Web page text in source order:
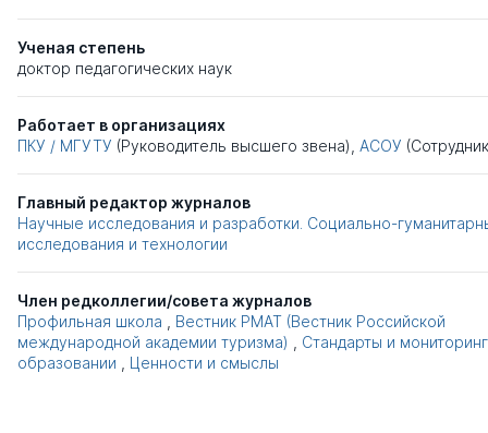
Ученая степень
доктор педагогических наук
Работает в организациях
ПКУ / МГУТУ (Руководитель высшего звена), АСОУ
Главный редактор журналов
Научные исследования и разработки. Социально-
исследования и технологии
Член редколлегии/совета журналов
Профильная школа
Вестник РМАТ (Вестник Российской
международной академии туризма)
Стандарты и
образовании
Ценности и смыслы